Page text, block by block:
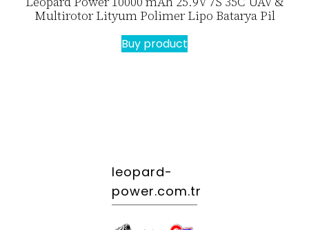
Multirotor Lityum Polimer Lipo Batarya Pil
Buy product
leopard-
power.com.tr